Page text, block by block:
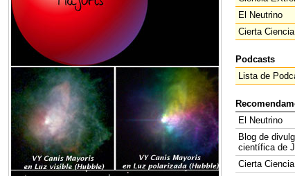
El Neutrino
Cierta Ciencia
Podcasts
Lista de
El Neutrino
Blog de
científica de
Cierta Ciencia